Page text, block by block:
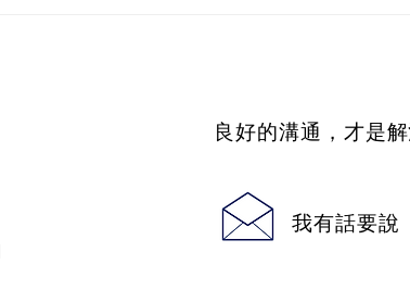
良好的溝通，才是
我有話要說